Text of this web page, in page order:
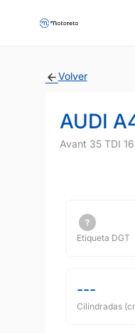
Volver
AUDI
Avant 35 TDI
Etiqueta DGT
---
Cilindradas